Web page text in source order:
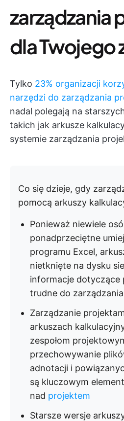
zarządzania
dla Twojego
Tylko 23% organizacji
narzędzi do zarządzania
nadal polegają na
takich jak arkusze
systemie zarządzania
Co się dzieje, gdy
pomocą arkuszy
Ponieważ niewiele
ponadprzeciętne
programu Excel,
nietknięte na dysku
informacje dotyczące
trudne do
Zarządzanie
arkuszach
zespołom
przechowywanie
adnotacji i
są kluczowym
nad projektem
Starsze wersje